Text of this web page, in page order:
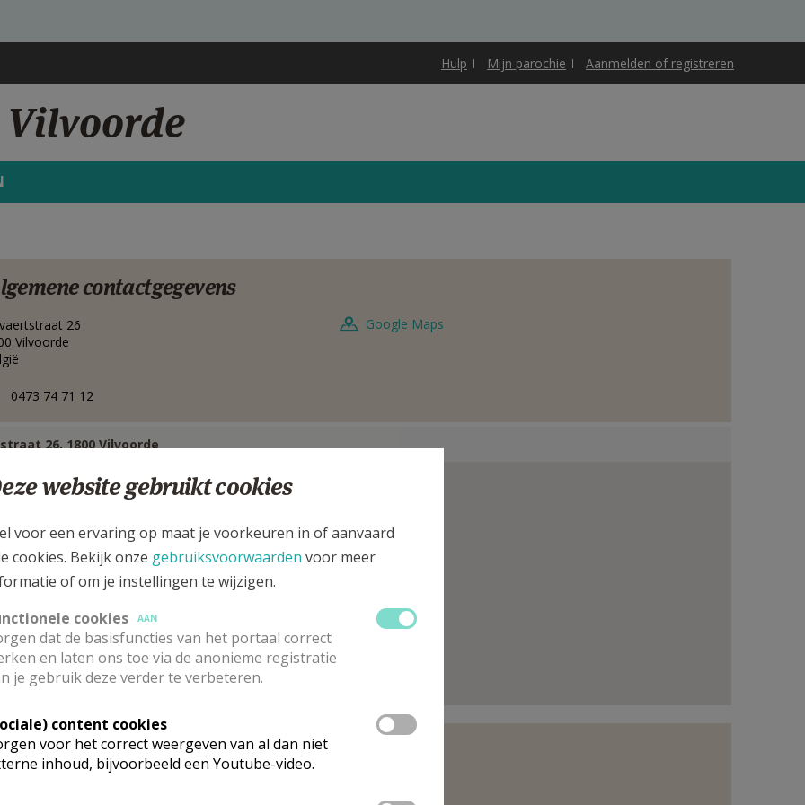
Hulp Mijn parochie Aanmelden of registreren
Vilvoorde
contactgegevens
26
Vilvoorde
0473 74 71 12
Google Maps
26, 1800 Vilvoorde
priester
website gebruikt cookies
voor een ervaring op maat je voorkeuren in of aanvaard
cookies. Bekijk onze gebruiksvoorwaarden voor meer
of om je instellingen te wijzigen.
cookies
AAN
dat de basisfuncties van het portaal correct
en laten ons toe via de anonieme registratie
je gebruik deze verder te verbeteren.
content cookies
voor het correct weergeven van al dan niet
inhoud, bijvoorbeeld een Youtube-video.